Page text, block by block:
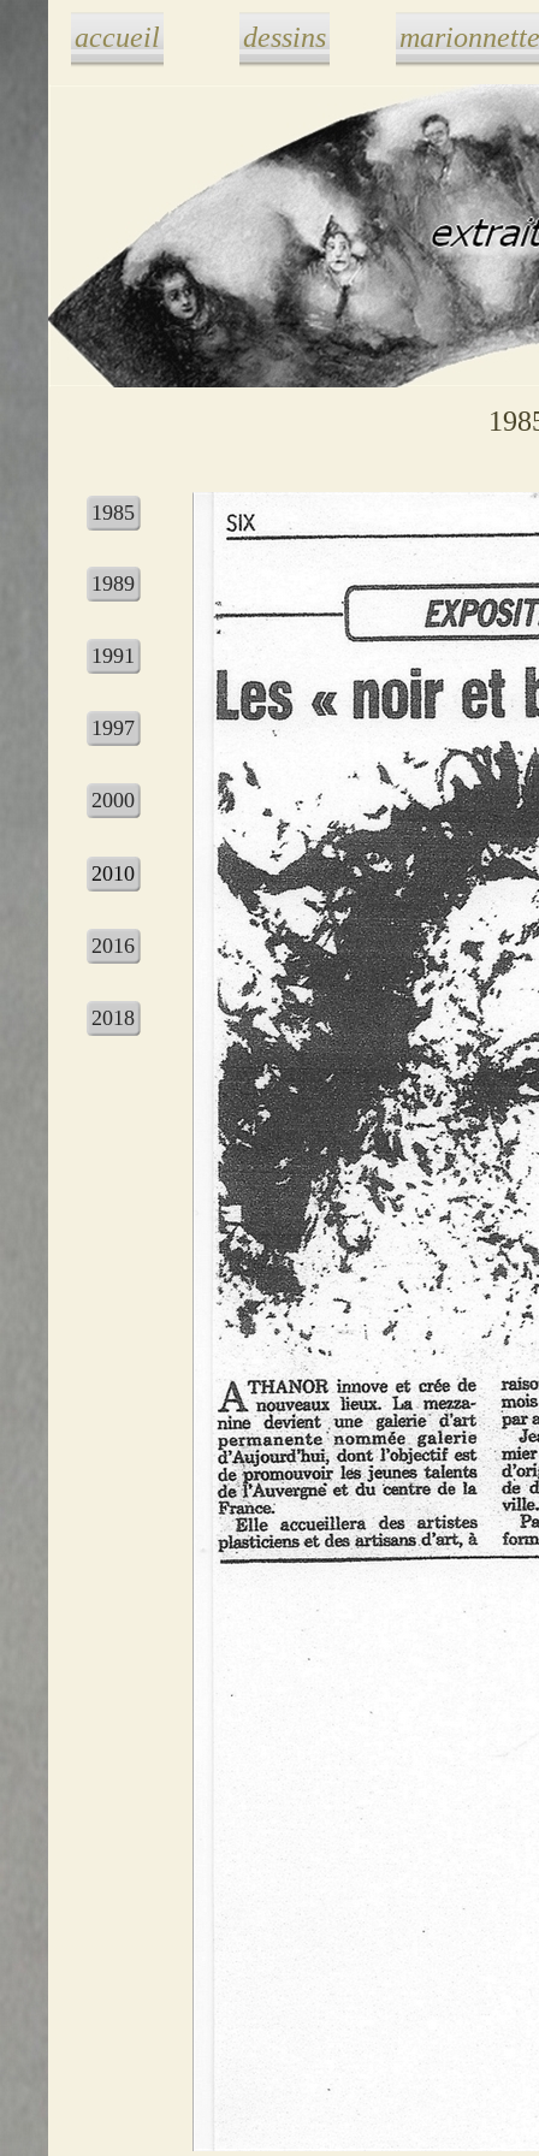
accueil dessins
1985
1989
1991
1997
2000
2010
2016
2018